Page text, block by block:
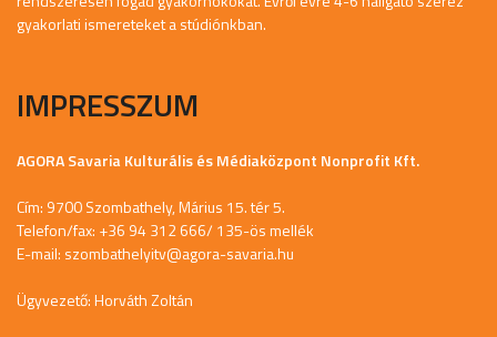
gyakorlati ismereteket a stúdiónkban.
IMPRESSZUM
AGORA Savaria Kulturális és Médiaközpont Nonprofit Kft.
Cím: 9700 Szombathely, Márius 15. tér 5.
Telefon/fax: +36 94 312 666/ 135-ös mellék
E-mail: szombathelyitv@agora-savaria.hu
Ügyvezető: Horváth Zoltán